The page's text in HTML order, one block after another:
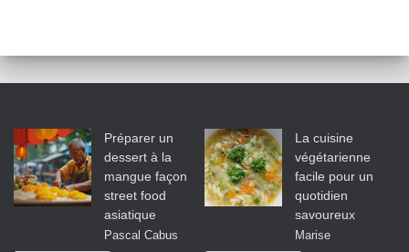
Préparer un
dessert à la
mangue façon
street food
asiatique
Pascal Cabus
La cuisine
végétarienne
facile pour un
quotidien
savoureux
Marise